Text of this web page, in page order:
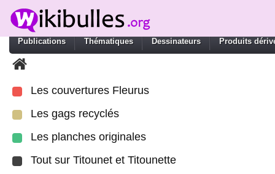
Publications Thématiques Dessinateurs Produits
Les couvertures Fleurus
Les gags recyclés
Les planches originales
Tout sur Titounet et Titounette